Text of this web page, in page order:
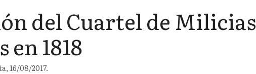
del Cuartel de Milicias
en 1818
16/08/2017.